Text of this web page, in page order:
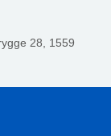
28, 1559